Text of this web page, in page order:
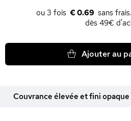
€ 0.69
dès 49€
Ajouter au
Couvrance élevée et fini